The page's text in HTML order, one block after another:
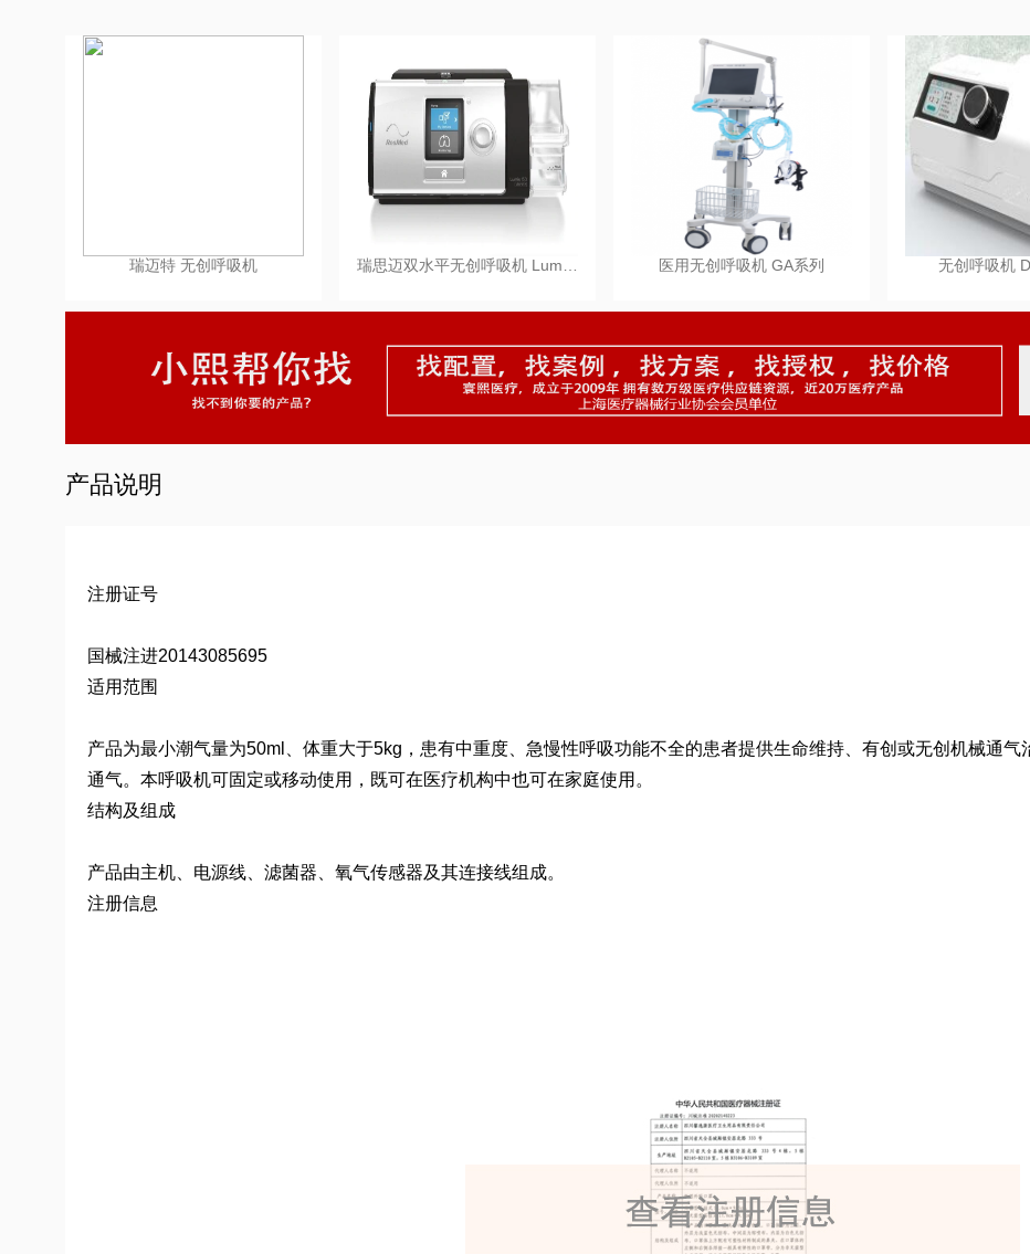
瑞迈特 无创呼吸机 瑞思迈双水平无创呼吸机 Lum… 医用无创呼吸机 GA系列 无创呼吸机
产品说明
注册证号
国械注进20143085695
适用范围
产品为最小潮气量为50ml、体重大于5kg，患有中重度、急慢性呼吸功能不全的患者提供生命维持、有创或无创机械通
通气。本呼吸机可固定或移动使用，既可在医疗机构中也可在家庭使用。
结构及组成
产品由主机、电源线、滤菌器、氧气传感器及其连接线组成。
注册信息